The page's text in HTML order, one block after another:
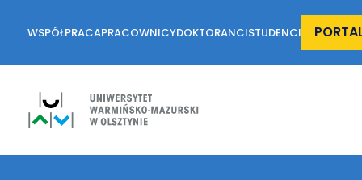
WSPÓŁPRACAPRACOWNICYDOKTORANCISTUDENCI